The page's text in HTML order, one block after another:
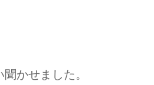
かせました。